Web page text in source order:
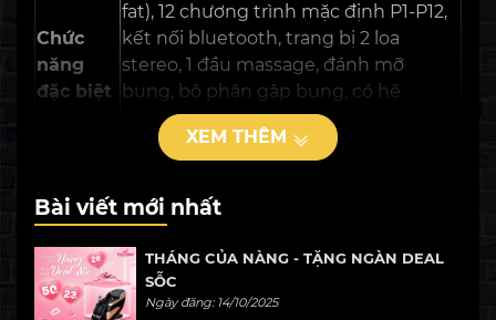
Chức
năng
đặc biệt
fat), 12 chương trình mặc định P1-P12,
kết nối bluetooth, trang bị 2 loa
stereo, 1 đầu massage, đánh mỡ
bụng, bộ phận gập bụng, có hệ
thống giảm xóc khi hoạt động, có
khóa an toàn.
Độ
nghiêng
0 – 15%
Diện
tích
vùng
450*1300mm
XEM THÊM
Bài viết mới nhất
THÁNG CỦA NÀNG - TẶNG NGÀN DEAL
SỖC
Ngày đăng: 14/10/2025